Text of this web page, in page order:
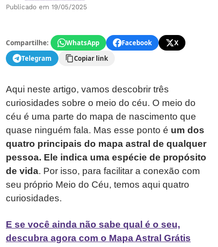
Publicado em 19/05/2025
Compartilhe: WhatsApp Facebook
X
Telegram
Copiar link
Aqui neste artigo, vamos descobrir três
curiosidades sobre o meio do céu. O meio do
céu é uma parte do mapa de nascimento que
quase ninguém fala. Mas esse ponto é um dos
quatro principais do mapa astral de qualquer
pessoa. Ele indica uma espécie de propósito
de vida. Por isso, para facilitar a conexão com
seu próprio Meio do Céu, temos aqui quatro
curiosidades.
E se você ainda não sabe qual é o seu,
descubra agora com o Mapa Astral Grátis